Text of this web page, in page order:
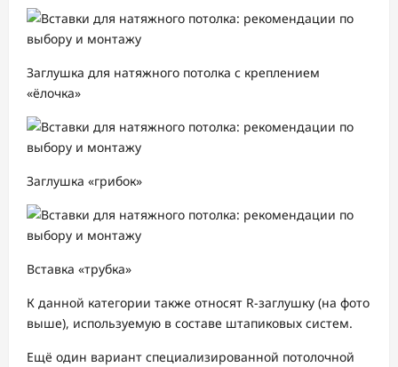
Заглушка для натяжного потолка с креплением
«ёлочка»
Заглушка «грибок»
Вставка «трубка»
К данной категории также относят R-заглушку (на фото
выше), используемую в составе штапиковых систем.
Ещё один вариант специализированной потолочной